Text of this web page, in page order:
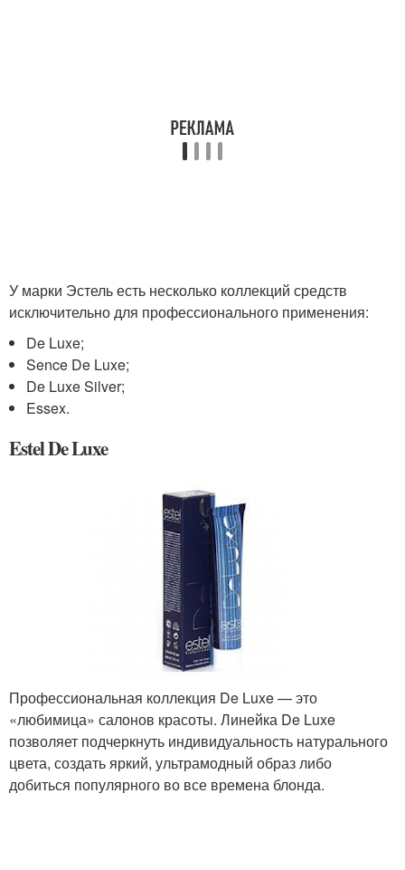
У марки Эстель есть несколько коллекций средств
исключительно для профессионального применения:
De Luxe;
Sence De Luxe;
De Luxe Silver;
Essex.
Estel De Luxe
Профессиональная коллекция De Luxe — это
«любимица» салонов красоты. Линейка De Luxe
позволяет подчеркнуть индивидуальность натурального
цвета, создать яркий, ультрамодный образ либо
добиться популярного во все времена блонда.